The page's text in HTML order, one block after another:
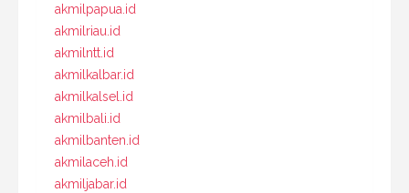
akmilpapua.id
akmilriau.id
akmilntt.id
akmilkalbar.id
akmilkalsel.id
akmilbali.id
akmilbanten.id
akmilaceh.id
akmiljabar.id